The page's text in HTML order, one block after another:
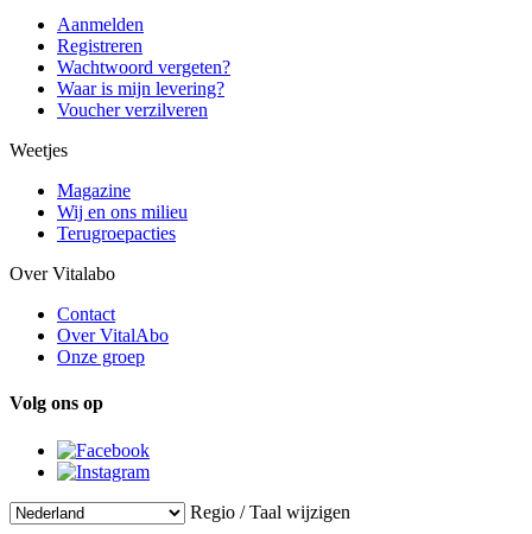
Aanmelden
Registreren
Wachtwoord vergeten?
Waar is mijn levering?
Voucher verzilveren
Weetjes
Magazine
Wij en ons milieu
Terugroepacties
Over Vitalabo
Contact
Over VitalAbo
Onze groep
Volg ons op
Regio / Taal wijzigen